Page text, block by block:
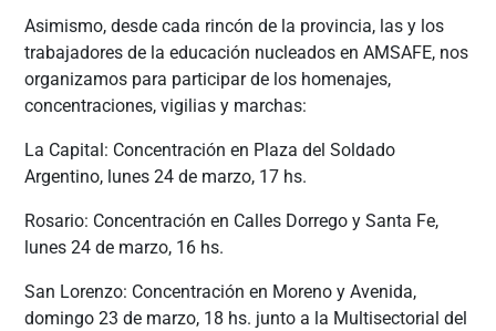
Asimismo, desde cada rincón de la provincia, las y los
trabajadores de la educación nucleados en AMSAFE, nos
organizamos para participar de los homenajes,
concentraciones, vigilias y marchas:
La Capital: Concentración en Plaza del Soldado
Argentino, lunes 24 de marzo, 17 hs.
Rosario: Concentración en Calles Dorrego y Santa Fe,
lunes 24 de marzo, 16 hs.
San Lorenzo: Concentración en Moreno y Avenida,
domingo 23 de marzo, 18 hs. junto a la Multisectorial del